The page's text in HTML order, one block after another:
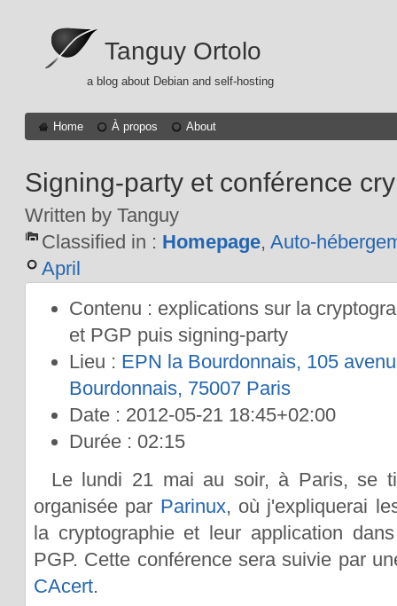
Tanguy Ortolo
a blog about Debian and self-hosting
Home À propos About
Signing-party et conférence
Written by Tanguy
Classified in : Homepage, Auto-
April
Contenu : explications sur la
et PGP puis signing-party
Lieu : EPN la Bourdonnais, 105
Bourdonnais, 75007 Paris
Date : 2012-05-21 18:45+02:00
Durée : 02:15
Le lundi 21 mai au soir, à Paris, se
organisée par Parinux, où j'expliquerai
la cryptographie et leur application
PGP. Cette conférence sera suivie par
CAcert.